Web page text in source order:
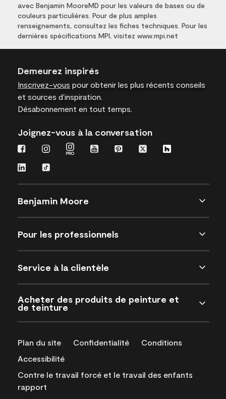
avec Benjamin MooreMD pour les valeurs de bases ou de
couleurs particulières. Pour de plus amples
renseignements, consultez les fiches techniques. Pour les
dernières spécifications MPI, visitez www.mpi.net
Demeurez inspirés
Inscrivez-vous pour obtenir les plus récents conseils
et sources d’inspiration.
Désabonnement en tout temps.
Joignez-vous à la conversation
Benjamin Moore
Pour les professionnels
Service à la clientèle
Acheter des produits de peinture et
de teinture
Plan du site Confidentialité
Conditions
Accessibilité
Contre le travail forcé et le travail des enfants
rapport